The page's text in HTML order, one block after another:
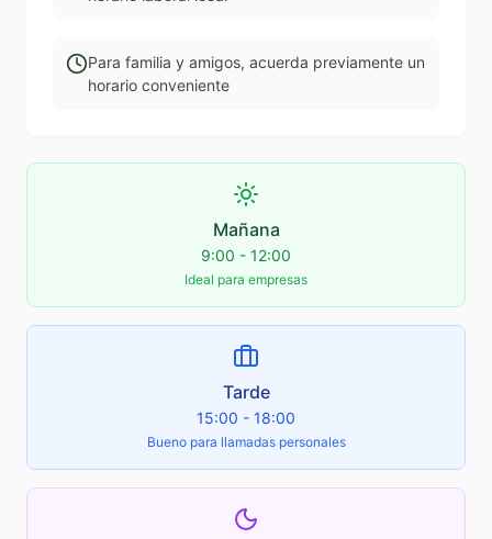
Para familia y amigos, acuerda previamente un
horario conveniente
Mañana
9:00 - 12:00
Ideal para empresas
Tarde
15:00 - 18:00
Bueno para llamadas personales